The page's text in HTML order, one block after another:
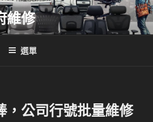
維修
選單
，公司行號批量維修